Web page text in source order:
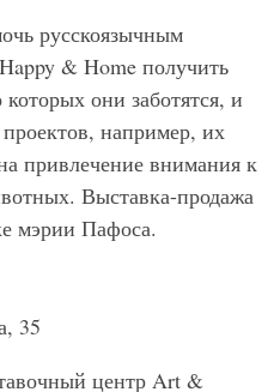
русскоязычным
& Home получить
они заботятся, и
например, их
привлечение внимания к
Выставка-продажа
мэрии Пафоса.
35
центр Art &